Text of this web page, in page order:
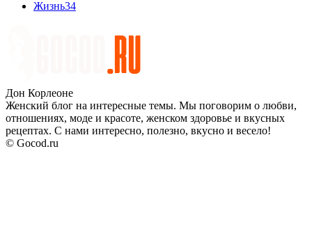
Жизнь34
Дон Корлеоне
Женский блог на интересные темы. Мы поговорим о любви,
отношениях, моде и красоте, женском здоровье и вкусных
рецептах. С нами интересно, полезно, вкусно и весело!
© Gocod.ru